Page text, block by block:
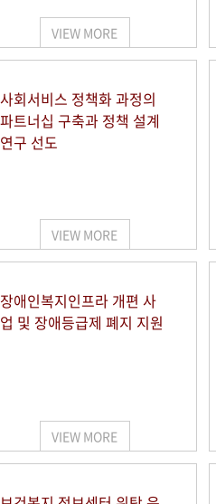
VIEW MORE
사회서비스 정책화 과정의
파트너십 구축과 정책 설계
연구 선도
VIEW MORE
장애인복지인프라 개편 사
업 및 장애등급제 폐지 지원
VIEW MORE